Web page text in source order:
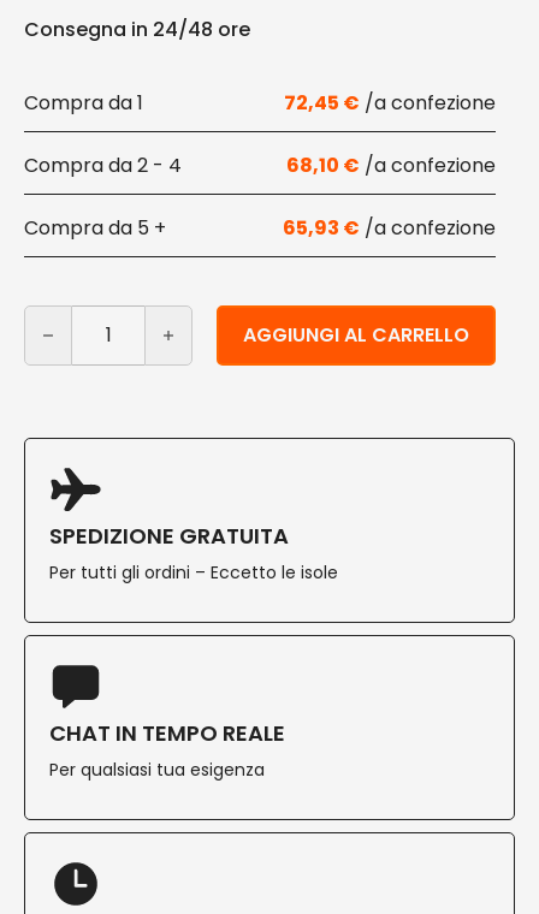
Consegna in 24/48 ore
1 72,45 €
2 - 4 68,10 €
5 + 65,93 €
Shopper bianca con manici in carta ecologica 26
AGGIUNGI AL CARRELLO
Alternative:
SPEDIZIONE GRATUITA
Per tutti gli ordini – Eccetto le isole
CHAT IN TEMPO REALE
Per qualsiasi tua esigenza